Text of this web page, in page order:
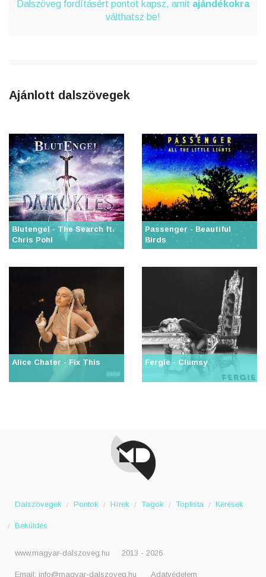
Dalszöveg fordításért pontot kapsz, amit ajándékokra
válthatsz be!
Ajánlott dalszövegek
Blutengel - The Search ft.
Chris Pohl
Passenger - Beautiful
Birds
Alice Chater - Fix This Fergie - Clumsy
Dalszövegek Pontok Hírek Tagok Toplista Kérések
Beküldés
www.magyar-dalszoveg.hu 2013 - 2026
Email: info@magyar-dalszoveg.hu Adatvédelem